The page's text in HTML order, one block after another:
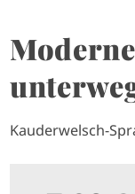
Kauderwelsch-